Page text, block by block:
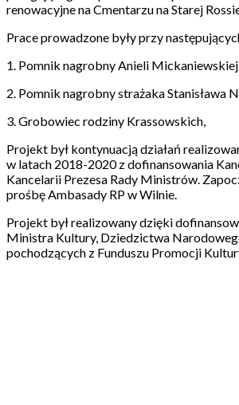
renowacyjne na Cmentarzu na Starej
Prace prowadzone były przy
1. Pomnik nagrobny Anieli
2. Pomnik nagrobny strażaka Stanisława
3. Grobowiec rodziny Krassowskich,
Projekt był kontynuacją działań
w latach 2018-2020 z dofinansowania
Kancelarii Prezesa Rady Ministrów.
prośbę Ambasady RP w Wilnie.
Projekt był realizowany dzięki
Ministra Kultury, Dziedzictwa
pochodzących z Funduszu Promocji